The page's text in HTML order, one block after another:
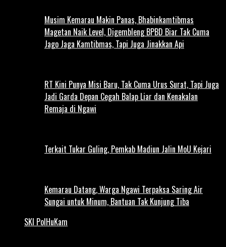
Musim Kemarau Makin Panas, Bhabinkamtibmas
Magetan Naik Level, Digembleng BPBD Biar Tak Cuma
Jago Jaga Kamtibmas, Tapi Juga Jinakkan Api
RT Kini Punya Misi Baru, Tak Cuma Urus Surat, Tapi Juga
Jadi Garda Depan Cegah Balap Liar dan Kenakalan
Remaja di Ngawi
Terkait Tukar Guling, Pemkab Madiun Jalin MoU Kejari
Kemarau Datang, Warga Ngawi Terpaksa Saring Air
Sungai untuk Minum, Bantuan Tak Kunjung Tiba
SKI PolHuKam